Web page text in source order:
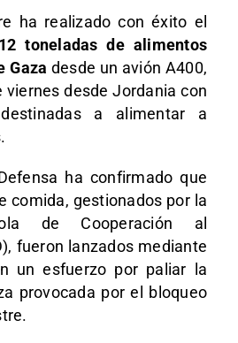
ha realizado con éxito el
12 toneladas de alimentos
Gaza desde un avión A400,
viernes desde Jordania con
a alimentar a
ha confirmado que
comida, gestionados por la
de Cooperación al
fueron lanzados mediante
un esfuerzo por paliar la
provocada por el bloqueo